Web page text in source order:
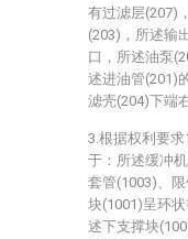
有过滤层(207)
(203)，所述输
口，所述油泵
述进油管(201)
滤壳(204)下端
3.根据权利要
于：所述缓冲
套管(1003)、
块(1001)呈环
述下支撑块